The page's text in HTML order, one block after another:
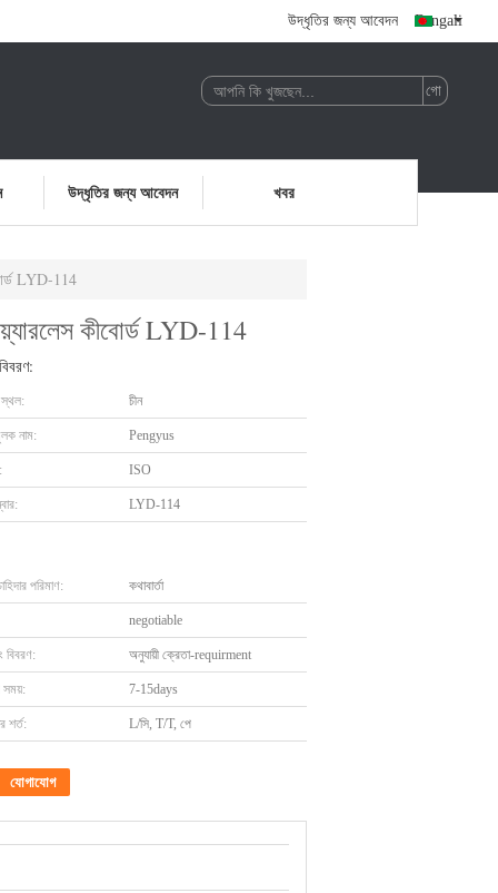
উদ্ধৃতির জন্য আবেদন Bengali
উদ্ধৃতির জন্য আবেদন খবর
LYD-114
কীবোর্ড LYD-114
চীন
নাম: Pengyus
ISO
LYD-114
পরিমাণ: কথাবার্তা
negotiable
বিবরণ: অনুযায়ী ক্রেতা-requirment
সময়: 7-15days
শর্ত: L/সি, T/T, পে
যোগাযোগ